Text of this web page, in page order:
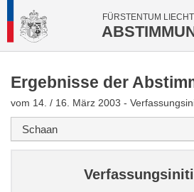
FÜRSTENTUM
Ergebnisse der
vom 14. / 16. März 2003 -